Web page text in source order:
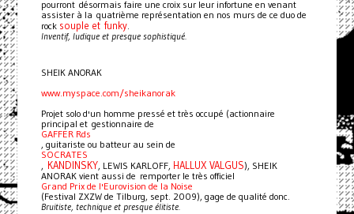
pourront désormais faire une croix sur leur infortune en venant
assister à la quatrième représentation en nos murs de ce duo de
rock souple et funky.
Inventif, ludique et presque sophistiqué.
SHEIK ANORAK
www.myspace.com/sheikanorak
Projet solo d'un homme pressé et très occupé (actionnaire
principal et gestionnaire de
GAFFER Rds
, guitariste ou batteur au sein de
SOCRATES
, KANDINSKY, LEWIS KARLOFF, HALLUX VALGUS), SHEIK
ANORAK vient aussi de remporter le très officiel
Grand Prix de l'Eurovision de la Noise
(Festival ZXZW de Tilburg, sept. 2009), gage de qualité donc.
Bruitiste, technique et presque élitiste.